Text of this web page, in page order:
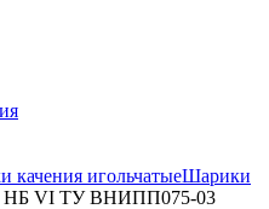
игольчатыеШарики
НБ VI ТУ ВНИПП075-03